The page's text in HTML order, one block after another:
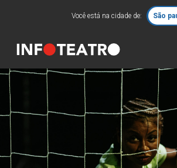
Você está na cidade de: São